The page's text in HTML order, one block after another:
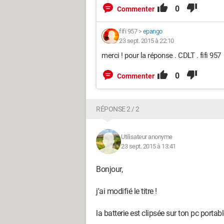
Commenter 0
fifi 957> epango
23 sept. 2015 à 22:10
merci ! pour la réponse . CDLT . fifi 957
Commenter 0
RÉPONSE 2 / 2
Utilisateur anonyme
23 sept. 2015 à 13:41
Bonjour,
j'ai modifié le titre !
la batterie est clipsée sur ton pc